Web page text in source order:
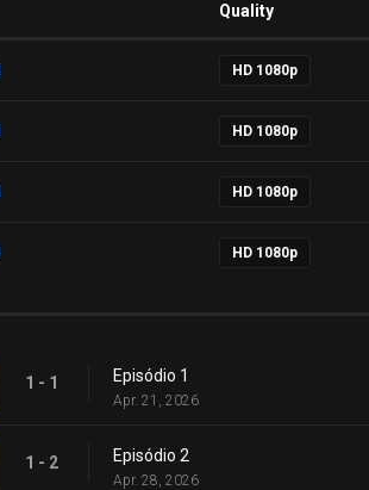
Quality
HD 1080p
HD 1080p
HD 1080p
HD 1080p
1 - 1 Episódio 1
Apr. 21, 2026
1 - 2 Episódio 2
Apr. 28, 2026